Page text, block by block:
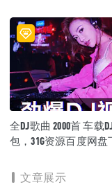
全DJ歌曲 2000首 车载
包，31G资源百度网盘
文章展示